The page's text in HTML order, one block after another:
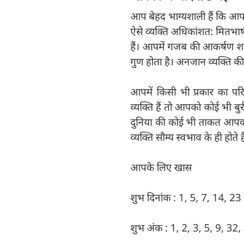
आप बेहद भाग्यशाली हैं कि
ऐसे व्यक्ति अधिकांशत:
हैं। आपमें गजब की आकर्षण
गुण होता है। अनजान व्यक्ति
आपमें किसी भी प्रकार का
व्यक्ति हैं तो आपको कोई भी
दुनिया की कोई भी ताकत
व्यक्ति सौम्य स्वभाव के ही होते
आपके लिए खास
शुभ दिनांक : 1, 5, 7, 14, 23
शुभ अंक : 1, 2, 3, 5, 9, 32,